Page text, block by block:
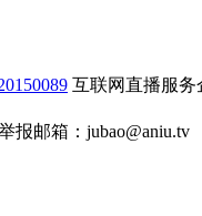
互联网直播服务
报邮箱： jubao@aniu.tv